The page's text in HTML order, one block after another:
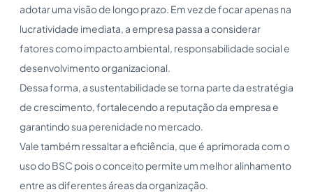
adotar uma visão de longo prazo. Em vez de focar apenas na
lucratividade imediata, a empresa passa a considerar
fatores como impacto ambiental, responsabilidade social e
desenvolvimento organizacional.
Dessa forma, a sustentabilidade se torna parte da estratégia
de crescimento, fortalecendo a reputação da empresa e
garantindo sua perenidade no mercado.
Vale também ressaltar a eficiência, que é aprimorada com o
uso do BSC pois o conceito permite um melhor alinhamento
entre as diferentes áreas da organização.